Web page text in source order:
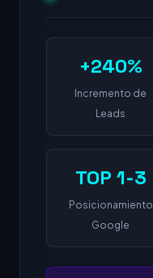
+240%
Incremento de
Leads
TOP 1-3
Posicionamiento
Google